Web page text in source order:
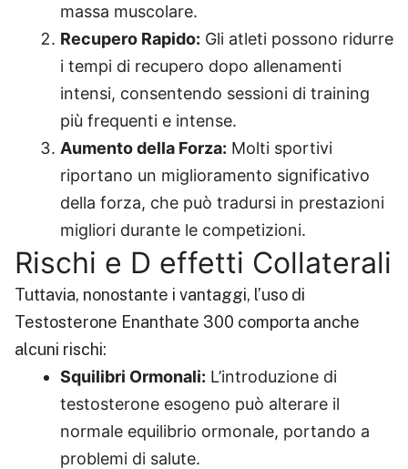
massa muscolare.
Recupero Rapido: Gli atleti possono ridurre
i tempi di recupero dopo allenamenti
intensi, consentendo sessioni di training
più frequenti e intense.
Aumento della Forza: Molti sportivi
riportano un miglioramento significativo
della forza, che può tradursi in prestazioni
migliori durante le competizioni.
Rischi e D effetti Collaterali
Tuttavia, nonostante i vantaggi, l’uso di
Testosterone Enanthate 300 comporta anche
alcuni rischi:
Squilibri Ormonali: L’introduzione di
testosterone esogeno può alterare il
normale equilibrio ormonale, portando a
problemi di salute.